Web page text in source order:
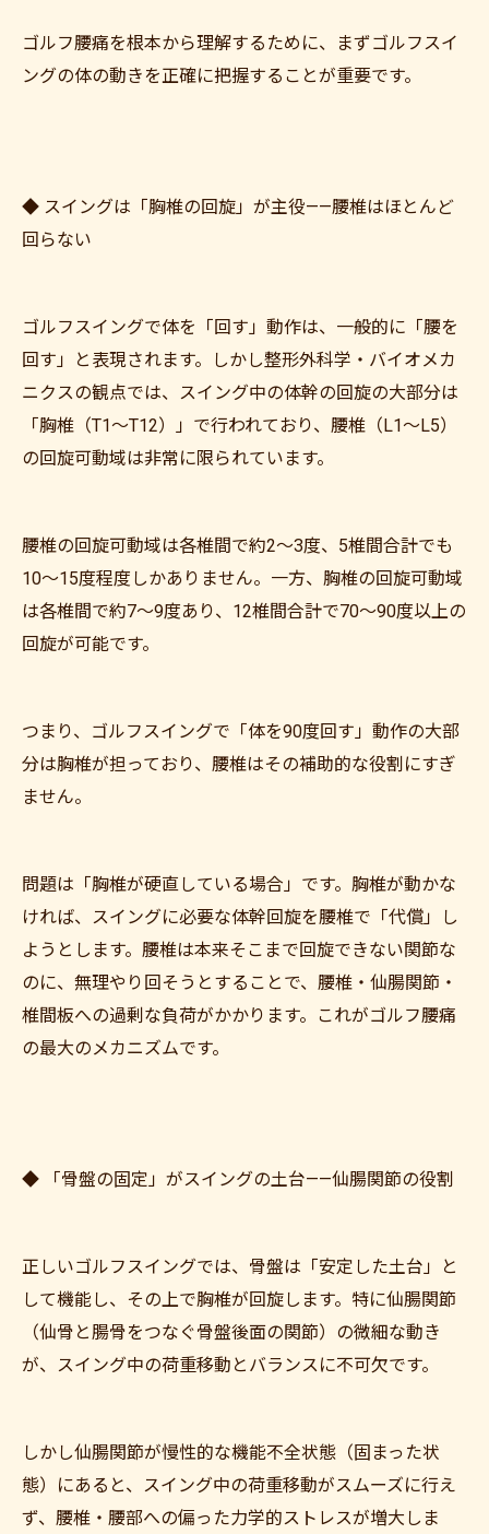
ゴルフ腰痛を根本から理解するために、まずゴルフスイ
ングの体の動きを正確に把握することが重要です。
◆ スイングは「胸椎の回旋」が主役——腰椎はほとんど
回らない
ゴルフスイングで体を「回す」動作は、一般的に「腰を
回す」と表現されます。しかし整形外科学・バイオメカ
ニクスの観点では、スイング中の体幹の回旋の大部分は
「胸椎（T1〜T12）」で行われており、腰椎（L1〜L5）
の回旋可動域は非常に限られています。
腰椎の回旋可動域は各椎間で約2〜3度、5椎間合計でも
10〜15度程度しかありません。一方、胸椎の回旋可動域
は各椎間で約7〜9度あり、12椎間合計で70〜90度以上の
回旋が可能です。
つまり、ゴルフスイングで「体を90度回す」動作の大部
分は胸椎が担っており、腰椎はその補助的な役割にすぎ
ません。
問題は「胸椎が硬直している場合」です。胸椎が動かな
ければ、スイングに必要な体幹回旋を腰椎で「代償」し
ようとします。腰椎は本来そこまで回旋できない関節な
のに、無理やり回そうとすることで、腰椎・仙腸関節・
椎間板への過剰な負荷がかかります。これがゴルフ腰痛
の最大のメカニズムです。
◆ 「骨盤の固定」がスイングの土台——仙腸関節の役割
正しいゴルフスイングでは、骨盤は「安定した土台」と
して機能し、その上で胸椎が回旋します。特に仙腸関節
（仙骨と腸骨をつなぐ骨盤後面の関節）の微細な動き
が、スイング中の荷重移動とバランスに不可欠です。
しかし仙腸関節が慢性的な機能不全状態（固まった状
態）にあると、スイング中の荷重移動がスムーズに行え
ず、腰椎・腰部への偏った力学的ストレスが増大しま